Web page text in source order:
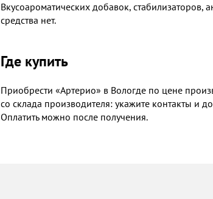
Вкусоароматических добавок, стабилизаторов,
средства нет.
Где купить
Приобрести «Артерио» в Вологде​ по цене
со склада производителя: укажите контакты и
Оплатить можно после получения.